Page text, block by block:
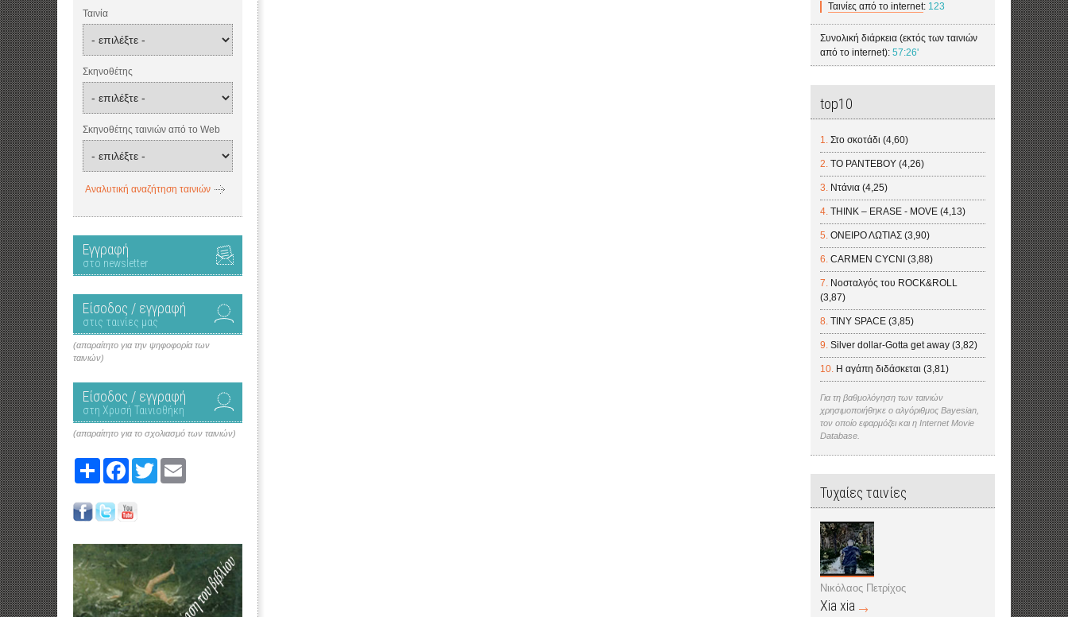
Ταινία
Σκηνοθέτης
Σκηνοθέτης ταινιών από το Web
Αναλυτική αναζήτηση ταινιών
Εγγραφή
στο newsletter
Είσοδος / εγγραφή
στις ταινίες μας
(απαραίτητο για την ψηφοφορία των
ταινιών)
Είσοδος / εγγραφή
στη Χρυσή Ταινιοθήκη
(απαραίτητο για το σχολιασμό των ταινιών)
Share FacebookTwitter
Ταινίες από το internet: 123
Συνολική διάρκεια (εκτός των ταινιών
από το internet):57:26'
top10
Στο σκοτάδι (4,60)
ΤΟ ΡΑΝΤΕΒΟΥ (4,26)
Ντάνια (4,25)
THINK – ERASE - MOVE (4,13)
ΟΝΕΙΡΟ ΛΩΤΙΑΣ (3,90)
CARMEN CYCNI (3,88)
Νοσταλγός του ROCK&ROLL
(3,87)
TINY SPACE (3,85)
Silver dollar-Gotta get away (3,82)
Η αγάπη διδάσκεται (3,81)
Για τη βαθμολόγηση των ταινιών
χρησιμοποιήθηκε ο αλγόριθμος Bayesian,
τον οποίο εφαρμόζει και η Internet Movie
Database.
Τυχαίες ταινίες
Νικόλαος Πετρίχος
Xia xia